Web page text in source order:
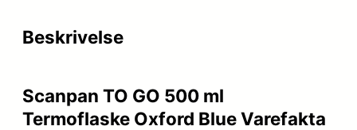
Beskrivelse
Scanpan TO GO 500 ml
Termoflaske Oxford Blue Varefakta